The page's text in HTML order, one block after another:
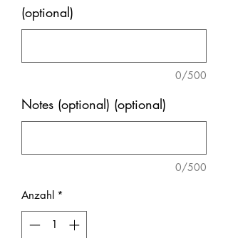
(optional)
0/500
Notes (optional) (optional)
0/500
Anzahl *